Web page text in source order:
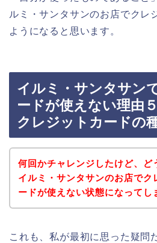
ルミ・サンタサンのお店でクレ
ようになると思います。
イルミ・サンタサン
ードが使えない理由
クレジットカードの
何回かチャレンジしたけど、ど
イルミ・サンタサンのお店でク
ードが使えない状態になってし
これも、私が最初に思った疑問